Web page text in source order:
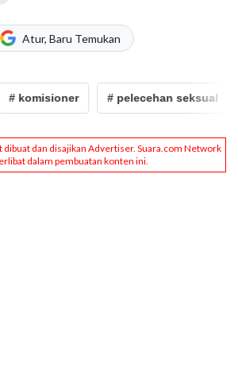
Atur, Baru Temukan
# komisioner # pelecehan seksual